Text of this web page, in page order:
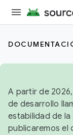
A partir de
de desarrollo
estabilidad de
publicaremos el